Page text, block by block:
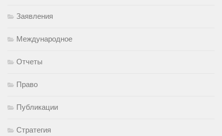
Заявления
Международное
Отчеты
Право
Публикации
Стратегия